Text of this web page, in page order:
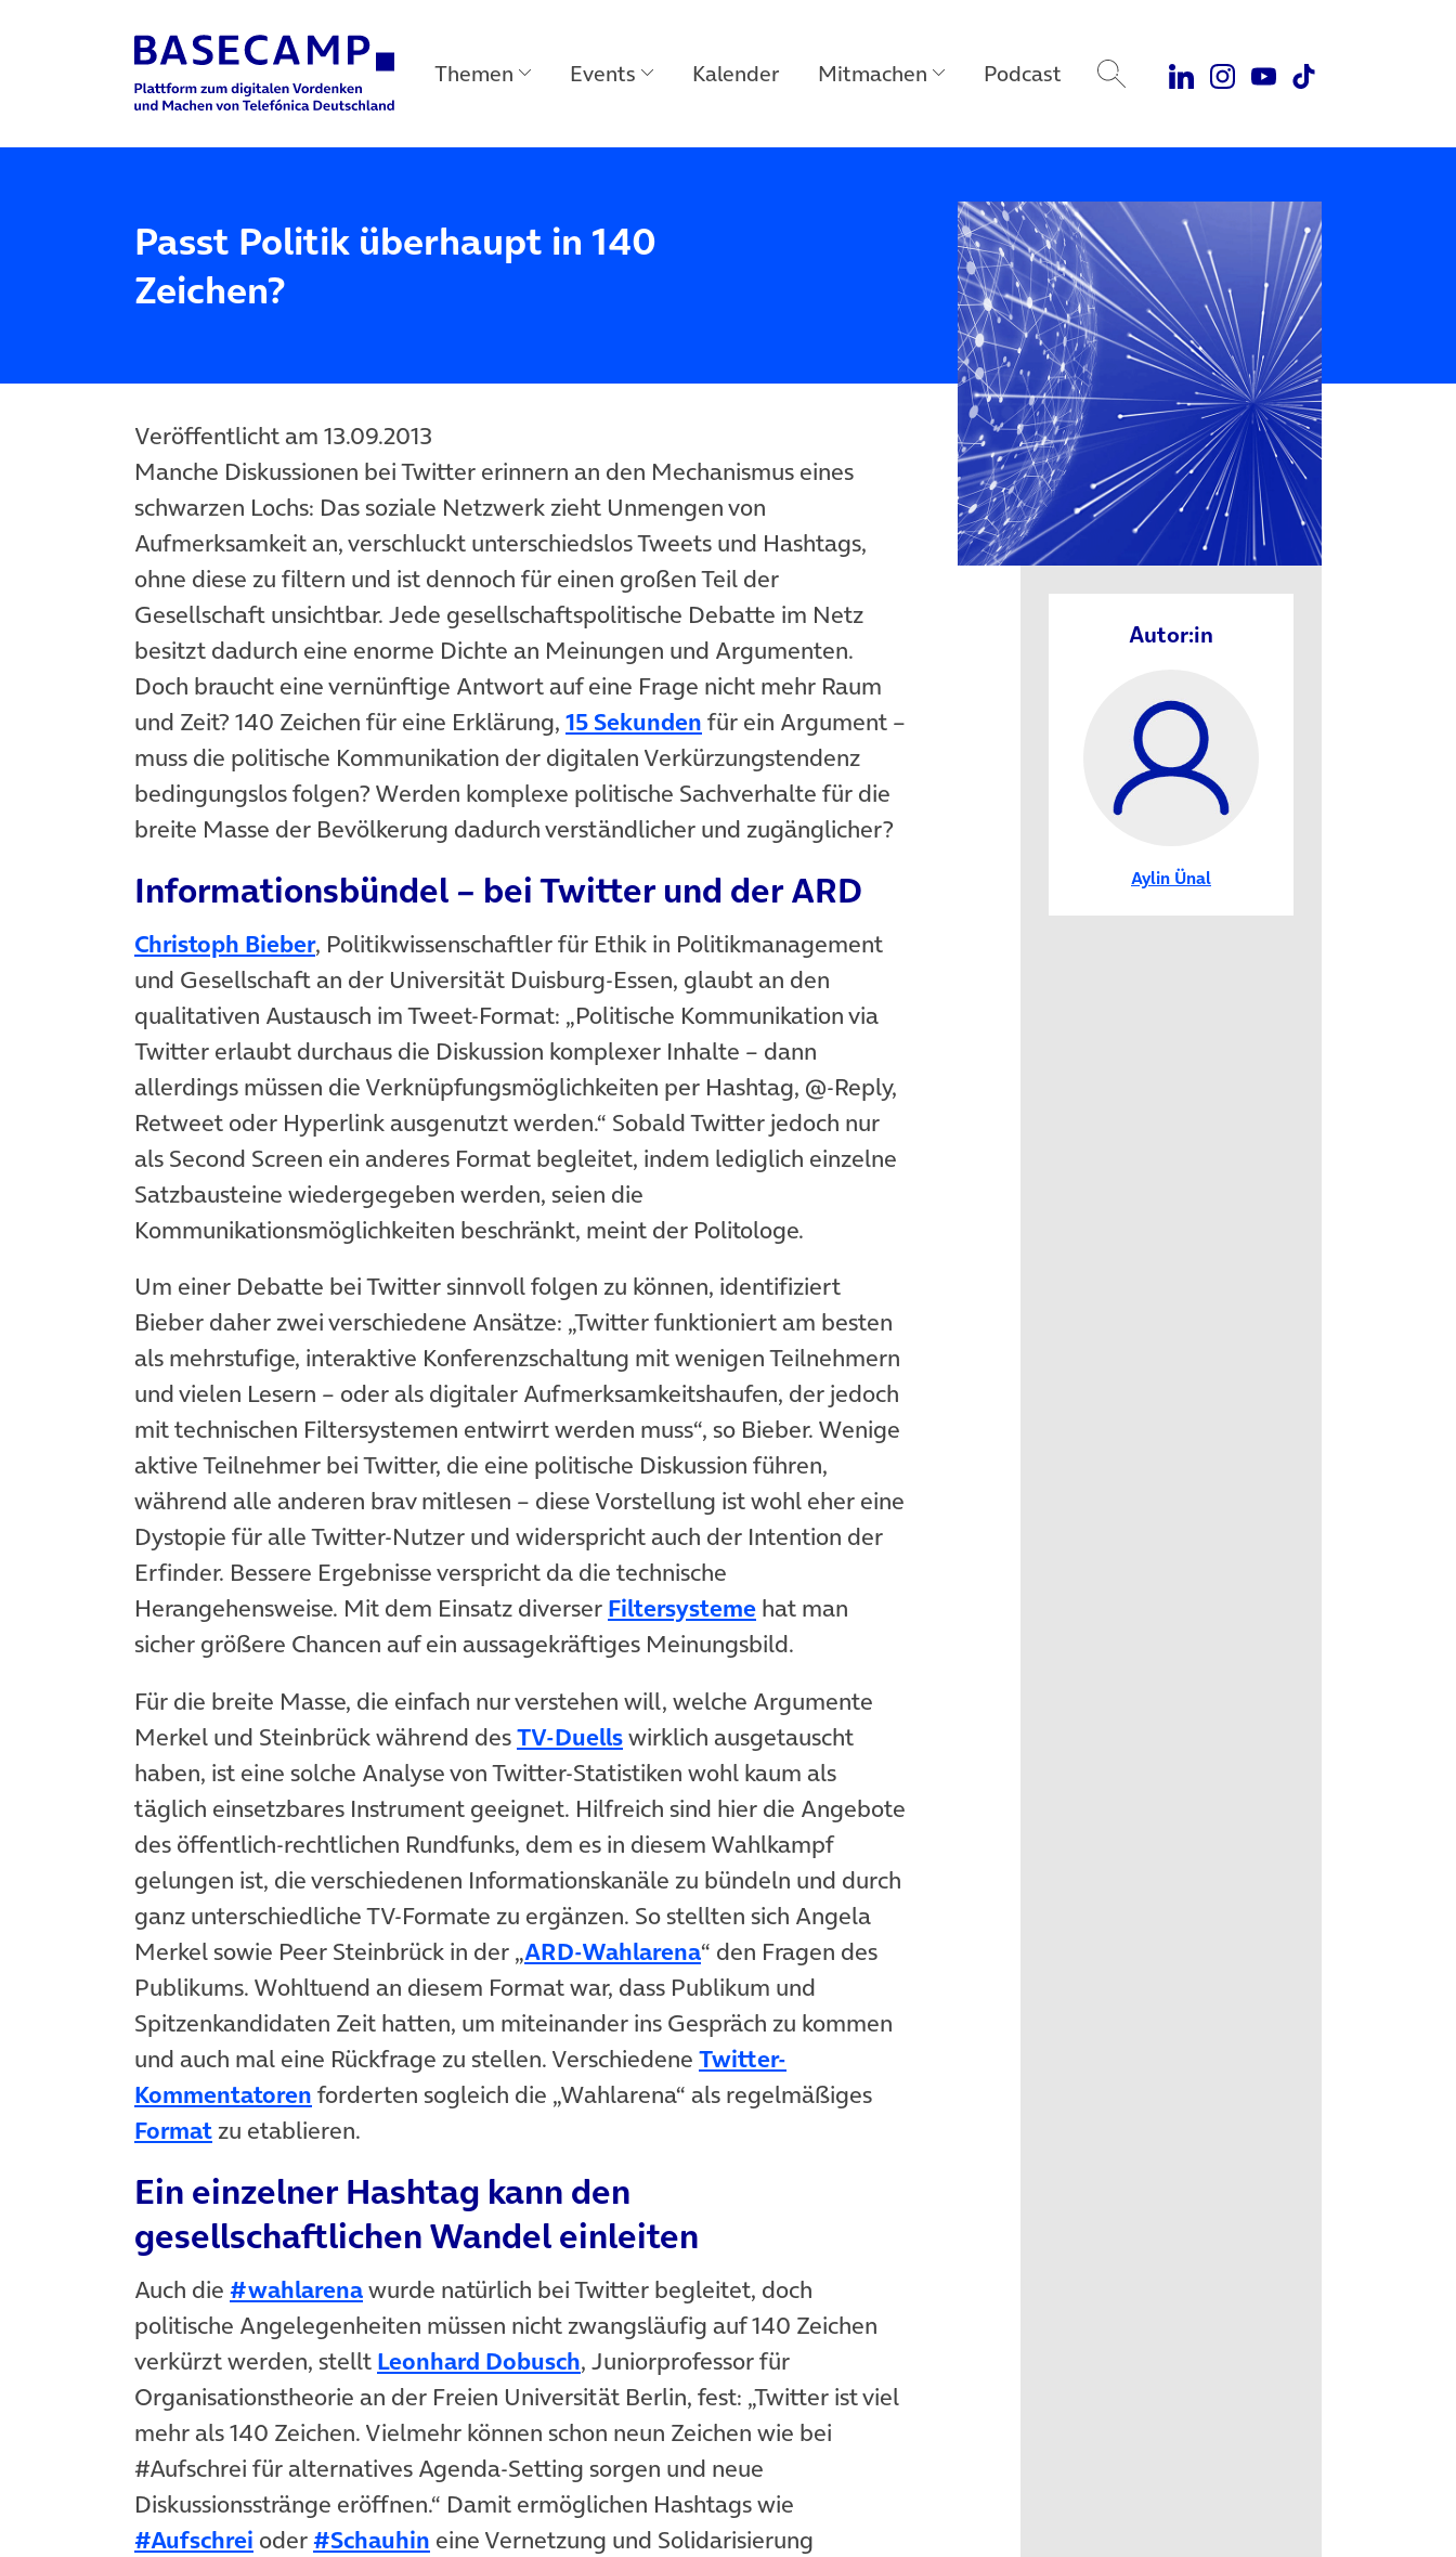
Main Navigation Themen Events Kalender Mitmachen Podcast
Passt Politik überhaupt in 140
Zeichen?
Veröffentlicht am 13.09.2013
Manche Diskussionen bei Twitter erinnern an den Mechanismus eines
schwarzen Lochs: Das soziale Netzwerk zieht Unmengen von
Aufmerksamkeit an, verschluckt unterschiedslos Tweets und Hashtags,
ohne diese zu filtern und ist dennoch für einen großen Teil der
Gesellschaft unsichtbar. Jede gesellschaftspolitische Debatte im Netz
besitzt dadurch eine enorme Dichte an Meinungen und Argumenten.
Doch braucht eine vernünftige Antwort auf eine Frage nicht mehr Raum
und Zeit? 140 Zeichen für eine Erklärung, 15 Sekunden für ein Argument –
muss die politische Kommunikation der digitalen Verkürzungstendenz
bedingungslos folgen? Werden komplexe politische Sachverhalte für die
breite Masse der Bevölkerung dadurch verständlicher und zugänglicher?
Informationsbündel – bei Twitter und der ARD
Christoph Bieber, Politikwissenschaftler für Ethik in Politikmanagement
und Gesellschaft an der Universität Duisburg-Essen, glaubt an den
qualitativen Austausch im Tweet-Format: „Politische Kommunikation via
Twitter erlaubt durchaus die Diskussion komplexer Inhalte – dann
allerdings müssen die Verknüpfungsmöglichkeiten per Hashtag, @-Reply,
Retweet oder Hyperlink ausgenutzt werden.“ Sobald Twitter jedoch nur
als Second Screen ein anderes Format begleitet, indem lediglich einzelne
Satzbausteine wiedergegeben werden, seien die
Kommunikationsmöglichkeiten beschränkt, meint der Politologe.
Um einer Debatte bei Twitter sinnvoll folgen zu können, identifiziert
Bieber daher zwei verschiedene Ansätze: „Twitter funktioniert am besten
als mehrstufige, interaktive Konferenzschaltung mit wenigen Teilnehmern
und vielen Lesern – oder als digitaler Aufmerksamkeitshaufen, der jedoch
mit technischen Filtersystemen entwirrt werden muss“, so Bieber. Wenige
aktive Teilnehmer bei Twitter, die eine politische Diskussion führen,
während alle anderen brav mitlesen – diese Vorstellung ist wohl eher eine
Dystopie für alle Twitter-Nutzer und widerspricht auch der Intention der
Erfinder. Bessere Ergebnisse verspricht da die technische
Herangehensweise. Mit dem Einsatz diverser Filtersysteme hat man
sicher größere Chancen auf ein aussagekräftiges Meinungsbild.
Für die breite Masse, die einfach nur verstehen will, welche Argumente
Merkel und Steinbrück während desTV-Duellswirklich ausgetauscht
haben, ist eine solche Analyse von Twitter-Statistiken wohl kaum als
täglich einsetzbares Instrument geeignet. Hilfreich sind hier die Angebote
des öffentlich-rechtlichen Rundfunks, dem es in diesem Wahlkampf
gelungen ist, die verschiedenen Informationskanäle zu bündeln und durch
ganz unterschiedliche TV-Formate zu ergänzen. So stellten sich Angela
Merkel sowie Peer Steinbrück in der „ARD-Wahlarena“ den Fragen des
Publikums. Wohltuend an diesem Format war, dass Publikum und
Spitzenkandidaten Zeit hatten, um miteinander ins Gespräch zu kommen
und auch mal eine Rückfrage zu stellen. Verschiedene Twitter-
Kommentatoren forderten sogleich die „Wahlarena“ als regelmäßiges
Format zu etablieren.
Ein einzelner Hashtag kann den
gesellschaftlichen Wandel einleiten
Auch die #wahlarenawurde natürlich bei Twitter begleitet, doch
politische Angelegenheiten müssen nicht zwangsläufig auf 140 Zeichen
verkürzt werden, stellt Leonhard Dobusch, Juniorprofessor für
Organisationstheorie an der Freien Universität Berlin, fest: „Twitter ist viel
mehr als 140 Zeichen. Vielmehr können schon neun Zeichen wie bei
#Aufschrei für alternatives Agenda-Setting sorgen und neue
Diskussionsstränge eröffnen.“ Damit ermöglichen Hashtags wie
#Aufschrei oder#Schauhin eine Vernetzung und Solidarisierung
Autor:in
Aylin Ünal